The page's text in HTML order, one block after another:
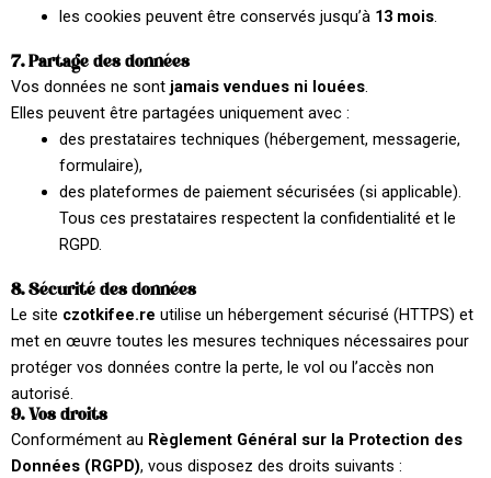
les cookies peuvent être conservés jusqu’à 13 mois.
7. Partage des données
Vos données ne sont jamais vendues ni louées.
Elles peuvent être partagées uniquement avec :
des prestataires techniques (hébergement, messagerie,
formulaire),
des plateformes de paiement sécurisées (si applicable).
Tous ces prestataires respectent la confidentialité et le
RGPD.
8. Sécurité des données
Le site czotkifee.re utilise un hébergement sécurisé (HTTPS) et
met en œuvre toutes les mesures techniques nécessaires pour
protéger vos données contre la perte, le vol ou l’accès non
autorisé.
9. Vos droits
Conformément au Règlement Général sur la Protection des
Données (RGPD), vous disposez des droits suivants :